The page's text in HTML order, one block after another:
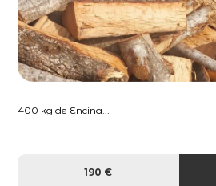
400 kg de Encina...
190 €